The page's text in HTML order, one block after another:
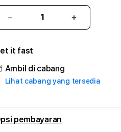
Kurangi
jumlah
CERI388
#2
Catherine
Sophro
Dan
Tambah
jumlah
Catherine
Sophro
it fast
Ambil di cabang
Lihat cabang yang tersedia
pembayaran